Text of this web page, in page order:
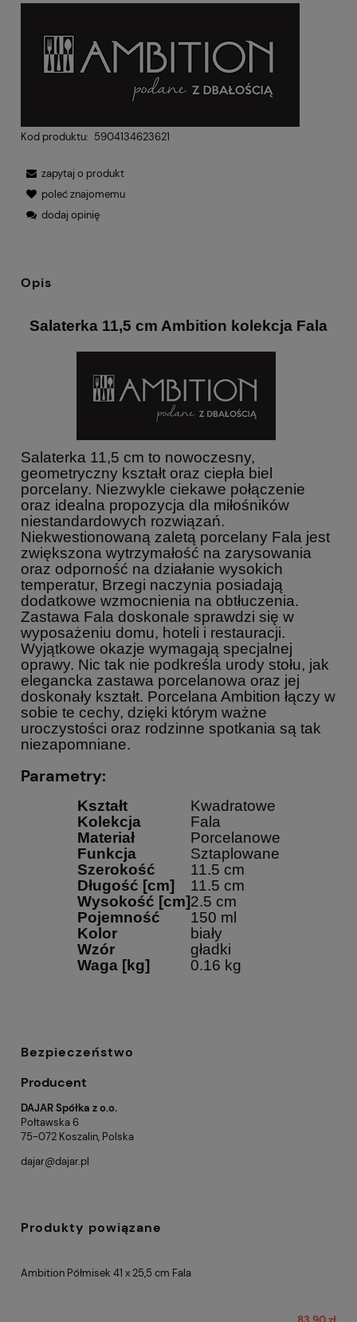
Kod produktu: 5904134623621
zapytaj o produkt
poleć znajomemu
dodaj opinię
Opis
Salaterka 11,5 cm Ambition kolekcja Fala
Salaterka 11,5 cm to nowoczesny,
geometryczny kształt oraz ciepła biel
porcelany. Niezwykle ciekawe połączenie
oraz idealna propozycja dla miłośników
niestandardowych rozwiązań.
Niekwestionowaną zaletą porcelany Fala jest
zwiększona wytrzymałość na zarysowania
oraz odporność na działanie wysokich
temperatur, Brzegi naczynia posiadają
dodatkowe wzmocnienia na obtłuczenia.
Zastawa Fala doskonale sprawdzi się w
wyposażeniu domu, hoteli i restauracji.
Wyjątkowe okazje wymagają specjalnej
oprawy. Nic tak nie podkreśla urody stołu, jak
elegancka zastawa porcelanowa oraz jej
doskonały kształt. Porcelana Ambition łączy w
sobie te cechy, dzięki którym ważne
uroczystości oraz rodzinne spotkania są tak
niezapomniane.
Parametry:
Kształt
Kwadratowe
Kolekcja
Fala
Materiał
Porcelanowe
Funkcja
Sztaplowane
Szerokość
11.5 cm
Długość [cm]
11.5 cm
Wysokość [cm]2.5 cm
Pojemność
150 ml
Kolor
biały
Wzór
gładki
Waga [kg]
0.16 kg
Bezpieczeństwo
Producent
DAJAR Spółka z o.o.
Połtawska 6
75-072 Koszalin, Polska
dajar@dajar.pl
Produkty powiązane
Ambition Półmisek 41 x 25,5 cm Fala